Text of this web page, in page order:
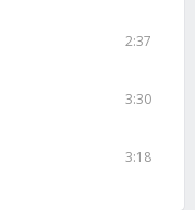
2:37
3:30
3:18